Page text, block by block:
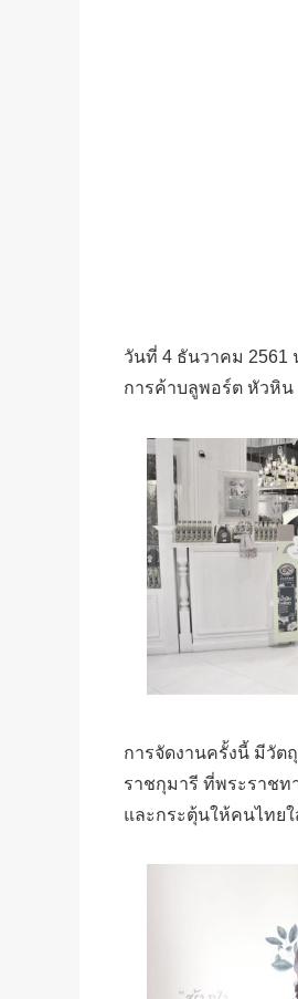
วันที่ 4 ธันวาคม
การค้าบลูพอร์ต หัวหิน
การจัดงานครั้งนี้ มีวัต
ราชกุมารี ที่พระราชท
และกระตุ้นให้คนไทย